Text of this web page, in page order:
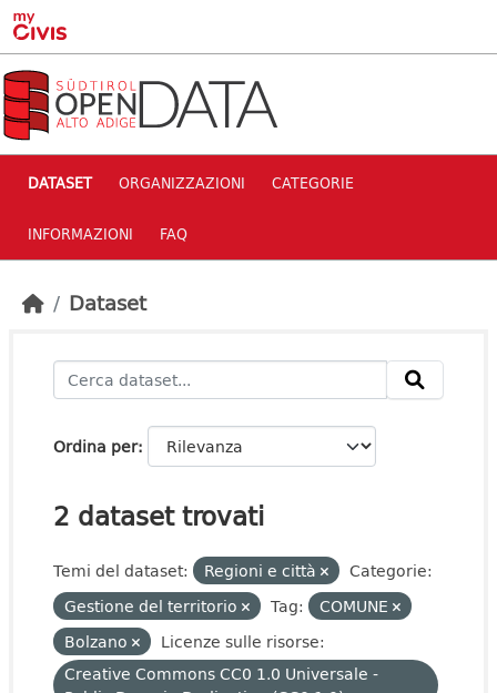
Skip to main content
DATASET ORGANIZZAZIONI CATEGORIE
INFORMAZIONI FAQ
Dataset
Ordina per
2 dataset trovati
Temi del dataset: Regioni e città
Categorie:
Gestione del territorio
Tag:
COMUNE
Bolzano
Licenze sulle risorse:
Creative Commons CC0 1.0 Universale -